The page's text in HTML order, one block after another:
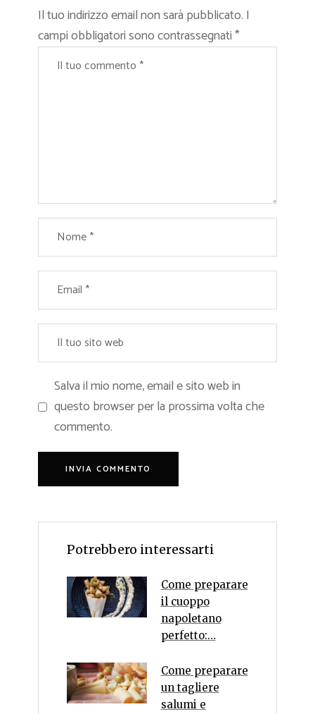
Il tuo indirizzo email non sarà pubblicato. I
campi obbligatori sono contrassegnati*
Salva il mio nome, email e sito web in
questo browser per la prossima volta che
commento.
Potrebbero interessarti
Come preparare
il cuoppo
napoletano
perfetto:…
Come preparare
un tagliere
salumi e